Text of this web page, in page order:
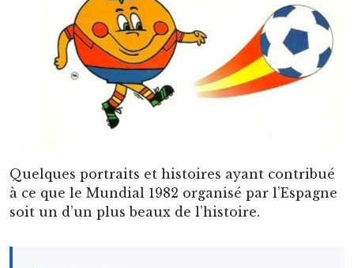
Quelques portraits et histoires ayant contribué
à ce que le Mundial 1982 organisé par l’Espagne
soit un d’un plus beaux de l’histoire.